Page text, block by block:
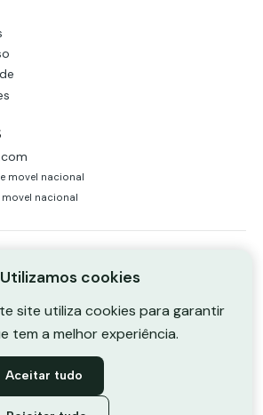
movel nacional
movel nacional
Com tecnologia Jumpseller
Utilizamos cookies
site utiliza cookies para garantir
tem a melhor experiência.
Aceitar tudo